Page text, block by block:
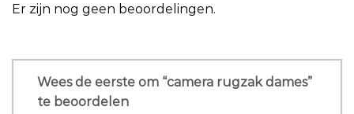
Er zijn nog geen beoordelingen.
Wees de eerste om “camera rugzak dames”
te beoordelen